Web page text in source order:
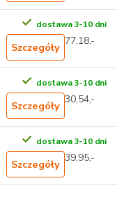
dostawa 3-10 dni
Szczegóły 77,18,-
dostawa 3-10 dni
Szczegóły 30,54,-
dostawa 3-10 dni
Szczegóły 39,95,-